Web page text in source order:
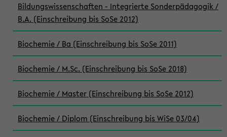
Bildungswissenschaften - Integrierte Sonderpädagogik /
B.A. (Einschreibung bis SoSe 2012)
Biochemie / Ba (Einschreibung bis SoSe 2011)
Biochemie / M.Sc. (Einschreibung bis SoSe 2018)
Biochemie / Master (Einschreibung bis SoSe 2012)
Biochemie / Diplom (Einschreibung bis WiSe 03/04)